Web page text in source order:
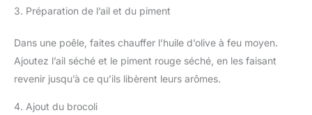
3. Préparation de l’ail et du piment
Dans une poêle, faites chauffer l’huile d’olive à feu moyen.
Ajoutez l’ail séché et le piment rouge séché, en les faisant
revenir jusqu’à ce qu’ils libèrent leurs arômes.
4. Ajout du brocoli